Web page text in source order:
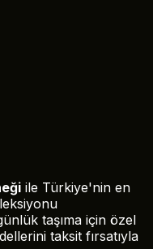
ile Türkiye'nin en
taşıma için özel
taksit fırsatıyla